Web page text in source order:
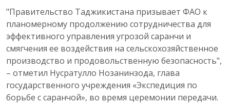
"Правительство Таджикистана призывает ФАО к
планомерному продолжению сотрудничества для
эффективного управления угрозой саранчи и
смягчения ее воздействия на сельскохозяйственное
производство и продовольственную безопасность",
– отметил Нусратулло Нозанинзода, глава
государственного учреждения «Экспедиция по
борьбе с саранчой», во время церемонии передачи.